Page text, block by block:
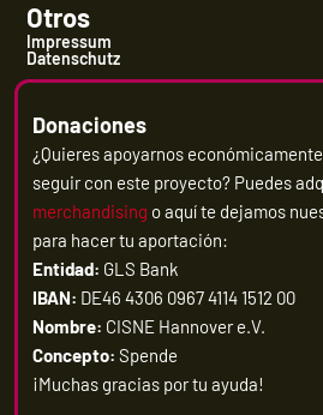
Otros
Impressum
Datenschutz
Donaciones
¿Quieres apoyarnos
seguir con este proyecto? Puedes
merchandising o aquí te dejamos
para hacer tu aportación:
Entidad: GLS Bank
IBAN: DE46 4306 0967 4114 1512 00
Nombre: CISNE Hannover e.V.
Concepto: Spende
¡Muchas gracias por tu ayuda!